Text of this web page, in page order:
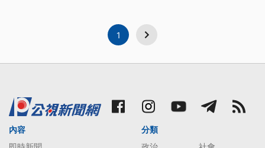
1
內容
分類